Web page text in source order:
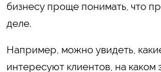
бизнесу проще понимать, что
деле.
Например, можно увидеть,
интересуют клиентов, на каком